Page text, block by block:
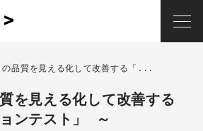
の品質を見える化して改善する「...
を見える化して改善する
ンテスト」 ～